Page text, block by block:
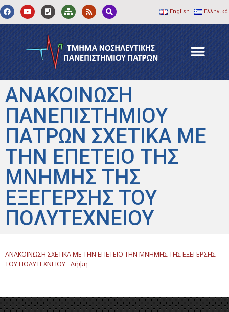
English Ελληνικά
ΑΝΑΚΟΙΝΩΣΗ
ΠΑΝΕΠΙΣΤΗΜΙΟΥ
ΠΑΤΡΩΝ ΣΧΕΤΙΚΑ ΜΕ
ΤΗΝ ΕΠΕΤΕΙΟ ΤΗΣ
ΜΝΗΜΗΣ ΤΗΣ
ΕΞΕΓΕΡΣΗΣ ΤΟΥ
ΠΟΛΥΤΕΧΝΕΙΟΥ
ΑΝΑΚΟΙΝΩΣΗ ΣΧΕΤΙΚΑ ΜΕ ΤΗΝ ΕΠΕΤΕΙΟ ΤΗΝ ΜΝΗΜΗΣ ΤΗΣ ΕΞΕΓΕΡΣΗΣ
ΤΟΥ ΠΟΛΥΤΕΧΝΕΙΟΥ Λήψη